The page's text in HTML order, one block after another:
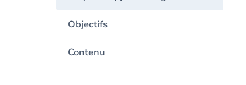
Objectifs
Contenu